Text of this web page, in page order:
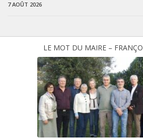
7 AOÛT 2026
LE MOT DU MAIRE –